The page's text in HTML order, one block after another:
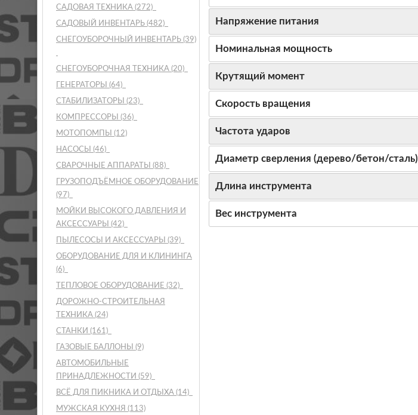
САДОВАЯ ТЕХНИКА (272)
САДОВЫЙ ИНВЕНТАРЬ (482)
СНЕГОУБОРОЧНЫЙ ИНВЕНТАРЬ (39)
СНЕГОУБОРОЧНАЯ ТЕХНИКА (20)
ГЕНЕРАТОРЫ (64)
СТАБИЛИЗАТОРЫ (23)
КОМПРЕССОРЫ (36)
МОТОПОМПЫ (12)
НАСОСЫ (46)
СВАРОЧНЫЕ АППАРАТЫ (88)
ГРУЗОПОДЪЁМНОЕ ОБОРУДОВАНИЕ
(97)
МОЙКИ ВЫСОКОГО ДАВЛЕНИЯ И
АКСЕССУАРЫ (42)
ПЫЛЕСОСЫ И АКСЕССУАРЫ (39)
ОБОРУДОВАНИЕ ДЛЯ И КЛИНИНГА
(6)
ТЕПЛОВОЕ ОБОРУДОВАНИЕ (32)
ДОРОЖНО-СТРОИТЕЛЬНАЯ
ТЕХНИКА (24)
СТАНКИ (161)
ГАЗОВЫЕ БАЛЛОНЫ (9)
АВТОМОБИЛЬНЫЕ
ПРИНАДЛЕЖНОСТИ (59)
ВСЁ ДЛЯ ПИКНИКА И ОТДЫХА (14)
МУЖСКАЯ КУХНЯ (113)
Напряжение питания
Номинальная мощность
Крутящий момент
Скорость вращения
Частота ударов
Диаметр сверления (дерево/бетон/сталь)
Длина инструмента
Вес инструмента